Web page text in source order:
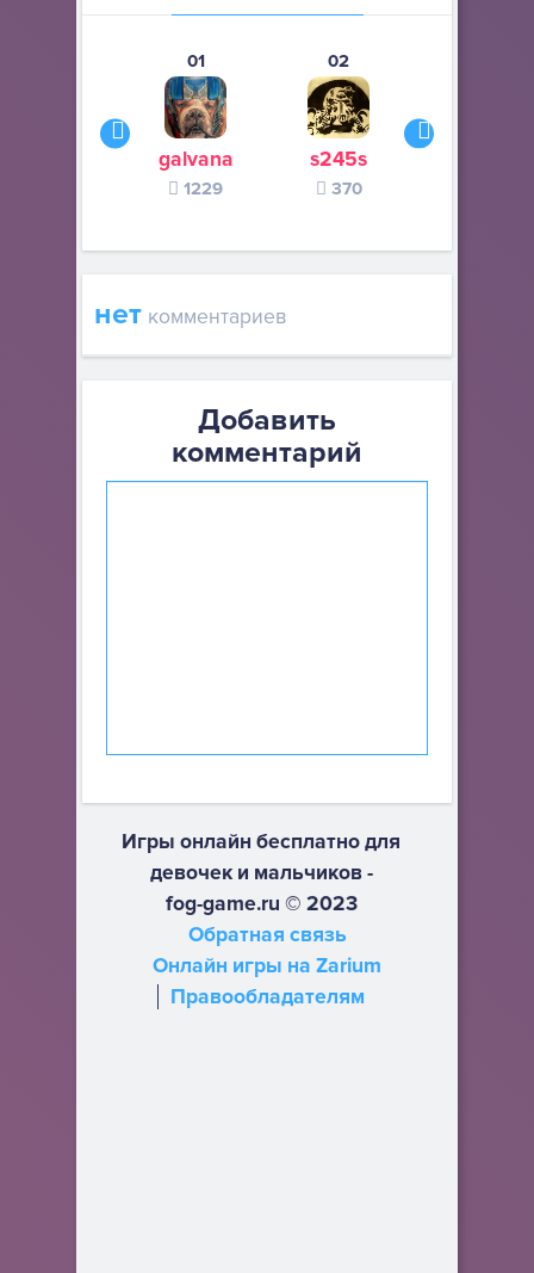
01
galvana
1229
02
s245s
370
нет комментариев
Добавить
комментарий
Игры онлайн бесплатно для
девочек и мальчиков -
fog-game.ru © 2023
Обратная связь
Онлайн игры на Zarium
Правообладателям